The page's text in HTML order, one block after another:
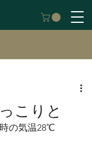
こりと
の気温28℃